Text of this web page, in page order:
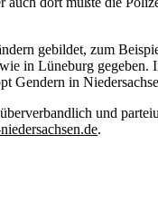
gebildet, zum
in Lüneburg
in
und
.